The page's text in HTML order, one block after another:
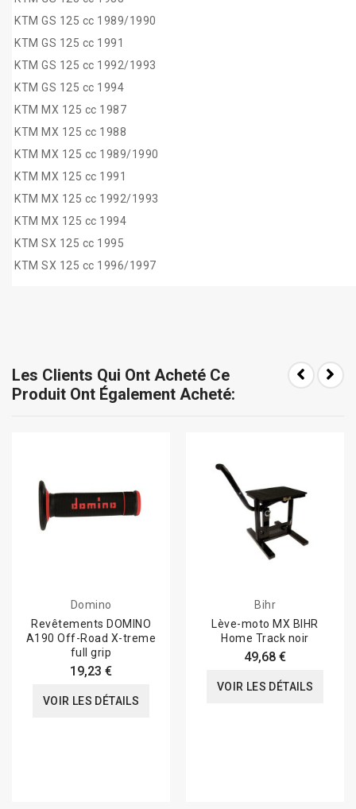
KTM GS 125 cc 1989/1990
KTM GS 125 cc 1991
KTM GS 125 cc 1992/1993
KTM GS 125 cc 1994
KTM MX 125 cc 1987
KTM MX 125 cc 1988
KTM MX 125 cc 1989/1990
KTM MX 125 cc 1991
KTM MX 125 cc 1992/1993
KTM MX 125 cc 1994
KTM SX 125 cc 1995
KTM SX 125 cc 1996/1997
Les Clients Qui Ont Acheté Ce
Produit Ont Également Acheté:
Domino
Revêtements DOMINO
A190 Off-Road X-treme
full grip
19,23 €
VOIR LES DÉTAILS
Bihr
Lève-moto MX BIHR
Home Track noir
49,68 €
VOIR LES DÉTAILS